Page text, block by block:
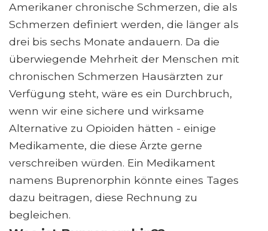
Amerikaner chronische Schmerzen, die als
Schmerzen definiert werden, die länger als
drei bis sechs Monate andauern. Da die
überwiegende Mehrheit der Menschen mit
chronischen Schmerzen Hausärzten zur
Verfügung steht, wäre es ein Durchbruch,
wenn wir eine sichere und wirksame
Alternative zu Opioiden hätten - einige
Medikamente, die diese Ärzte gerne
verschreiben würden. Ein Medikament
namens Buprenorphin könnte eines Tages
dazu beitragen, diese Rechnung zu
begleichen.